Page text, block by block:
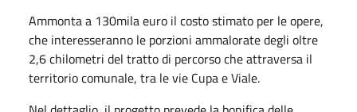
Ammonta a 130mila euro il costo stimato per le opere,
che interesseranno le porzioni ammalorate degli oltre
2,6 chilometri del tratto di percorso che attraversa il
territorio comunale, tra le vie Cupa e Viale.